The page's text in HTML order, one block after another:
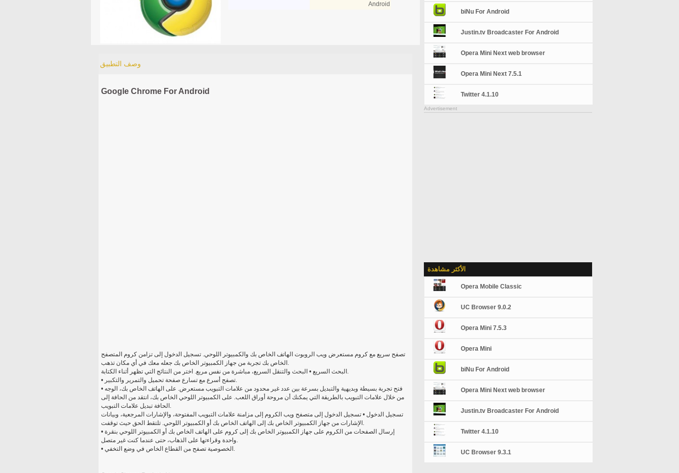
Android
وصف التطبيق
Google Chrome For Android
تصفح سريع مع كروم مستعرض ويب الروبوت الهاتف الخاص بك والكمبيوتر اللوحي. تسجيل الدخول إلى تزامن كروم المتصفح
الخاص بك تجربة من جهاز الكمبيوتر الخاص بك جعله معك في أي مكان تذهب.
البحث السريع • البحث والتنقل السريع، مباشرة من نفس مربع. اختر من النتائج التي تظهر أثناء الكتابة.
• تصفح أسرع مع تسارع صفحة تحميل والتمرير والتكبير.
• فتح تجربة بسيطة وبديهية والتبديل بسرعة بين عدد غير محدود من علامات التبويب مستعرض. على الهاتف الخاص بك، الوجه
من خلال علامات التبويب بالطريقة التي يمكنك أن مروحة أوراق اللعب. على الكمبيوتر اللوحي الخاص بك، انتقد من الحافة إلى
الحافة تبديل علامات التبويب.
تسجيل الدخول • تسجيل الدخول إلى متصفح ويب الكروم إلى مزامنة علامات التبويب المفتوحة، والإشارات المرجعية، وبيانات
الإشارات من جهاز الكمبيوتر الخاص بك إلى الهاتف الخاص بك أو الكمبيوتر اللوحي. تلتقط الحق حيث توقفت.
• إرسال الصفحات من الكروم على جهاز الكمبيوتر الخاص بك إلى كروم على الهاتف الخاص بك أو الكمبيوتر اللوحي بنقرة
واحدة وقراءتها على الذهاب، حتى عندما كنت غير متصل.
• الخصوصية تصفح من القطاع الخاص في وضع التخفي.
biNu For Android
Justin.tv Broadcaster For Android
Opera Mini Next web browser
Opera Mini Next 7.5.1
Twitter 4.1.10
Advertisement
الأكثر مشاهدة
Opera Mobile Classic
UC Browser 9.0.2
Opera Mini 7.5.3
Opera Mini
biNu For Android
Opera Mini Next web browser
Justin.tv Broadcaster For Android
Twitter 4.1.10
UC Browser 9.3.1